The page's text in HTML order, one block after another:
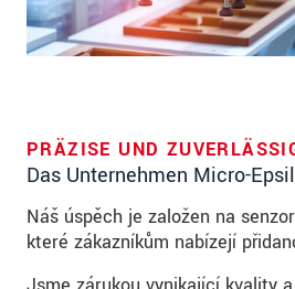
PRÄZISE UND
Das Unternehmen Micro-
Náš úspěch je založen na
které zákazníkům nabízejí